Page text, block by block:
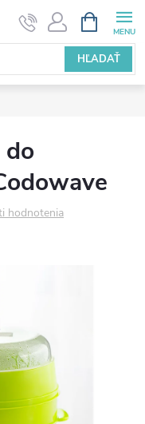
HĽADAŤ
KOŠÍK
hodnotenia